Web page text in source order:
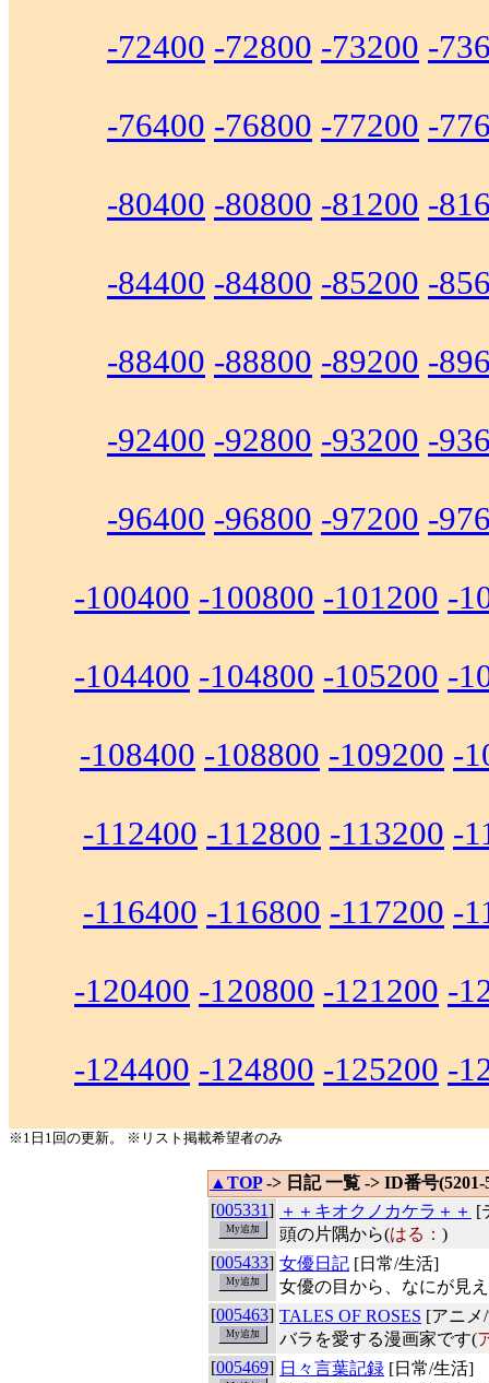
-72400 -72800 -73200 -
-76400 -76800 -77200 -
-80400 -80800 -81200 -
-84400 -84800 -85200 -
-88400 -88800 -89200 -
-92400 -92800 -93200 -
-96400 -96800 -97200 -
-100400 -100800 -101200 -
-104400 -104800 -105200 -
-108400 -108800 -109200 -
-112400 -112800 -113200 -
-116400 -116800 -117200 -
-120400 -120800 -121200 -
-124400 -124800 -125200 -
※1日1回の更新。 ※リスト掲載希望者のみ
▲TOP-> 日記 一覧 -> ID番号(5201-
[005331] ＋＋キオクノカケラ＋＋ [
頭の片隅から(はる： )
[005433] 女優日記 [日常/生活]
女優の目から、なにが見
[005463] TALES OF ROSES [アニメ
バラを愛する漫画家です(
[005469] 日々言葉記録 [日常/生活]